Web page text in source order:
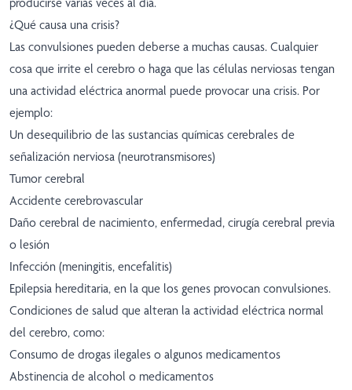
¿Qué causa una crisis?
Las convulsiones pueden deberse a muchas causas. Cualquier
cosa que irrite el cerebro o haga que las células nerviosas tengan
una actividad eléctrica anormal puede provocar una crisis. Por
ejemplo:
Un desequilibrio de las sustancias químicas cerebrales de
señalización nerviosa (neurotransmisores)
Tumor cerebral
Accidente cerebrovascular
Daño cerebral de nacimiento, enfermedad, cirugía cerebral previa
o lesión
Infección (meningitis, encefalitis)
Epilepsia hereditaria, en la que los genes provocan convulsiones.
Condiciones de salud que alteran la actividad eléctrica normal
del cerebro, como:
Consumo de drogas ilegales o algunos medicamentos
Abstinencia de alcohol o medicamentos